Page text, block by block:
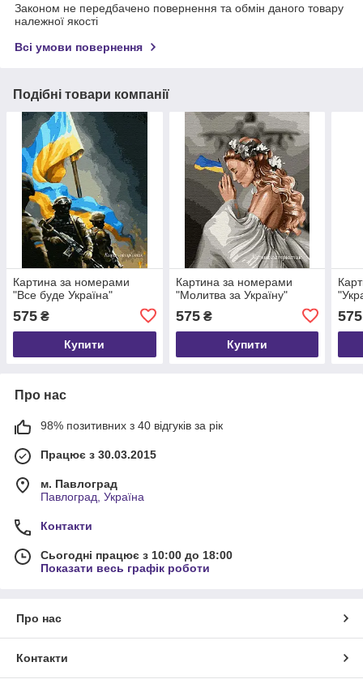
Законом не передбачено повернення та обмін даного товару
належної якості
Всі умови повернення
Подібні товари компанії
Картина за номерами
"Все буде Україна"
575 ₴
Купити
Картина за номерами
"Молитва за Україну"
575₴
Купити
575
Про нас
98% позитивних з 40 відгуків за рік
Працює з 30.03.2015
м. Павлоград
Павлоград, Україна
Контакти
Сьогодні працює з 10:00 до 18:00
Показати весь графік роботи
Про нас
Контакти